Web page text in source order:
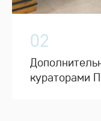
02
кураторами